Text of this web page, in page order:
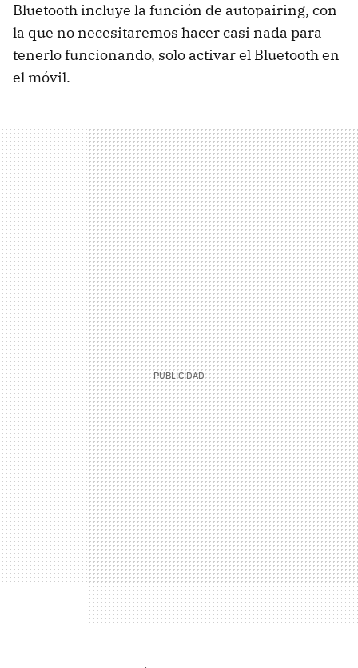
Bluetooth incluye la función de autopairing, con
la que no necesitaremos hacer casi nada para
tenerlo funcionando, solo activar el Bluetooth en
el móvil.